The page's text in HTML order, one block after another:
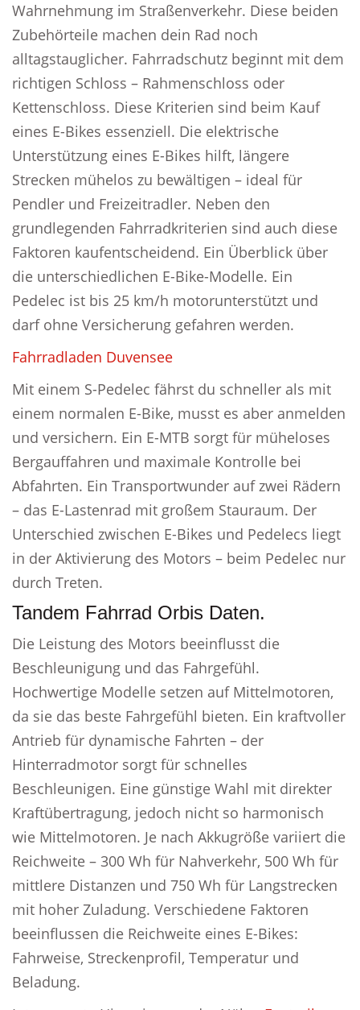
Wahrnehmung im Straßenverkehr. Diese beiden
Zubehörteile machen dein Rad noch
alltagstauglicher. Fahrradschutz beginnt mit dem
richtigen Schloss – Rahmenschloss oder
Kettenschloss. Diese Kriterien sind beim Kauf
eines E-Bikes essenziell. Die elektrische
Unterstützung eines E-Bikes hilft, längere
Strecken mühelos zu bewältigen – ideal für
Pendler und Freizeitradler. Neben den
grundlegenden Fahrradkriterien sind auch diese
Faktoren kaufentscheidend. Ein Überblick über
die unterschiedlichen E-Bike-Modelle. Ein
Pedelec ist bis 25 km/h motorunterstützt und
darf ohne Versicherung gefahren werden.
Fahrradladen Duvensee
Mit einem S-Pedelec fährst du schneller als mit
einem normalen E-Bike, musst es aber anmelden
und versichern. Ein E-MTB sorgt für müheloses
Bergauffahren und maximale Kontrolle bei
Abfahrten. Ein Transportwunder auf zwei Rädern
– das E-Lastenrad mit großem Stauraum. Der
Unterschied zwischen E-Bikes und Pedelecs liegt
in der Aktivierung des Motors – beim Pedelec nur
durch Treten.
Tandem Fahrrad Orbis Daten.
Die Leistung des Motors beeinflusst die
Beschleunigung und das Fahrgefühl.
Hochwertige Modelle setzen auf Mittelmotoren,
da sie das beste Fahrgefühl bieten. Ein kraftvoller
Antrieb für dynamische Fahrten – der
Hinterradmotor sorgt für schnelles
Beschleunigen. Eine günstige Wahl mit direkter
Kraftübertragung, jedoch nicht so harmonisch
wie Mittelmotoren. Je nach Akkugröße variiert die
Reichweite – 300 Wh für Nahverkehr, 500 Wh für
mittlere Distanzen und 750 Wh für Langstrecken
mit hoher Zuladung. Verschiedene Faktoren
beeinflussen die Reichweite eines E-Bikes:
Fahrweise, Streckenprofil, Temperatur und
Beladung.